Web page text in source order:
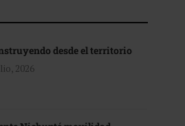
desde el territorio
2026